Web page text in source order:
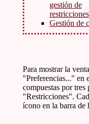
gestión de
restricciones
Gestión de
Para mostrar la
"Preferencias..." en
compuestas por
"Restricciones".
ícono en la barra de